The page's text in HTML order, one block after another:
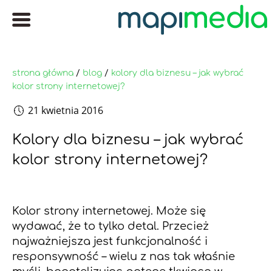
strona główna / blog / kolory dla biznesu – jak wybrać
kolor strony internetowej?
21 kwietnia 2016
Kolory dla biznesu – jak wybrać
kolor strony internetowej?
Kolor strony internetowej. Może się
wydawać, że to tylko detal. Przecież
najważniejsza jest funkcjonalność i
responsywność – wielu z nas tak właśnie